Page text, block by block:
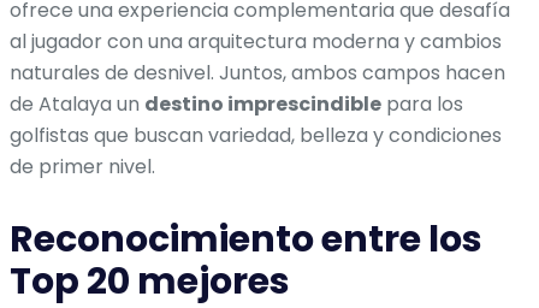
ofrece una experiencia complementaria que desafía
al jugador con una arquitectura moderna y cambios
naturales de desnivel. Juntos, ambos campos hacen
de Atalaya un destino imprescindible para los
golfistas que buscan variedad, belleza y condiciones
de primer nivel.
Reconocimiento entre los
Top 20 mejores